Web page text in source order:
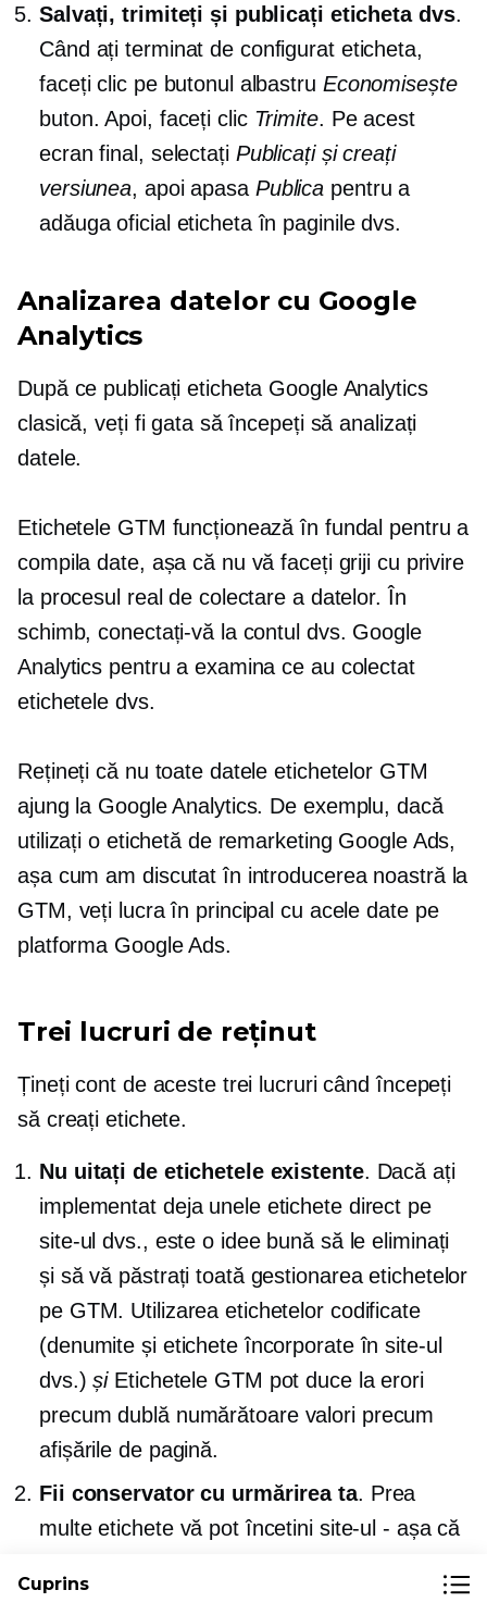
Salvați, trimiteți și publicați eticheta dvs.
Când ați terminat de configurat eticheta,
faceți clic pe butonul albastru Economisește
buton. Apoi, faceți clic Trimite. Pe acest
ecran final, selectați Publicați și creați
versiunea, apoi apasa Publica pentru a
adăuga oficial eticheta în paginile dvs.
Analizarea datelor cu Google
Analytics
După ce publicați eticheta Google Analytics
clasică, veți fi gata să începeți să analizați
datele.
Etichetele GTM funcționează în fundal pentru a
compila date, așa că nu vă faceți griji cu privire
la procesul real de colectare a datelor. În
schimb, conectați-vă la contul dvs. Google
Analytics pentru a examina ce au colectat
etichetele dvs.
Rețineți că nu toate datele etichetelor GTM
ajung la Google Analytics. De exemplu, dacă
utilizați o etichetă de remarketing Google Ads,
așa cum am discutat în introducerea noastră la
GTM, veți lucra în principal cu acele date pe
platforma Google Ads.
Trei lucruri de reținut
Țineți cont de aceste trei lucruri când începeți
să creați etichete.
Nu uitați de etichetele existente. Dacă ați
implementat deja unele etichete direct pe
site-ul dvs., este o idee bună să le eliminați
și să vă păstrați toată gestionarea etichetelor
pe GTM. Utilizarea etichetelor codificate
(denumite și etichete încorporate în site-ul
dvs.)șiEtichetele GTM pot duce la erori
precumdublă numărătoarevalori precum
afișările de pagină.
Fii conservator cu urmărirea ta. Prea
multe etichete vă pot încetini site-ul - așa că
etichete în loc de trei, utilizați doar două.
Cuprins